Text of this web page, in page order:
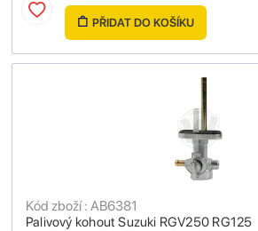
PŘIDAT DO KOŠÍKU
Palivový kohout Suzuki RGV250 RG125
Kód zboží : AB6381